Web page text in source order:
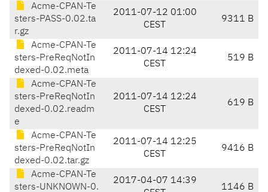
Acme-CPAN-Te
sters-PASS-0.02.ta
r.gz
2011-07-12 01:00
CEST
9311 B
Acme-CPAN-Te
sters-PreReqNotIn
dexed-0.02.meta
2011-07-14 12:24
CEST
519 B
Acme-CPAN-Te
sters-PreReqNotIn
dexed-0.02.readm
e
2011-07-14 12:24
CEST
619 B
Acme-CPAN-Te
sters-PreReqNotIn
dexed-0.02.tar.gz
2011-07-14 12:25
CEST
9416 B
Acme-CPAN-Te
sters-UNKNOWN-0.
2017-04-07 14:39
1146 B